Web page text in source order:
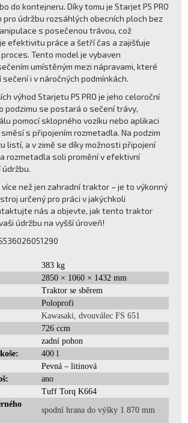
do kontejneru. Díky tomu je Starjet P5 PRO
pro údržbu rozsáhlých obecních ploch bez
s posečenou trávou, což
efektivitu práce a šetří čas a zajišťuje
Tento model je vybaven
umístěným mezi nápravami, které
i v náročných podmínkách.
výhod Starjetu P5 PRO je jeho celoroční
podzimu se postará o sečení trávy,
pomocí sklopného vozíku nebo aplikaci
s připojením rozmetadla. Na podzim
listí, a v zimě se díky možnosti připojení
rozmetadla soli promění v efektivní
více než jen zahradní traktor – je to výkonný
určený pro práci v jakýchkoli
nás a objevte, jak tento traktor
údržbu na vyšší úroveň!
383 kg
2850 × 1060 × 1432 mm
Traktor se sběrem
Poloprofi
Kawasaki, dvouválec FS 651
726 ccm
zadní pohon
400 l
Pevná – litinová
ano
Tuff Torq K664
spodní hrana do výšky 1 870 mm